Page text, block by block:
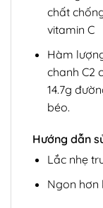
chất
vitamin C
Hàm
chanh C2
14.7g
béo.
Hướng dẫn
Lắc nhẹ
Ngon hơn